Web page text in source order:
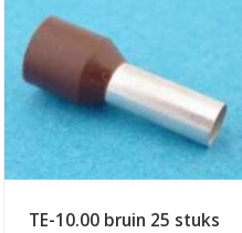
TE-10.00 bruin 25 stuks